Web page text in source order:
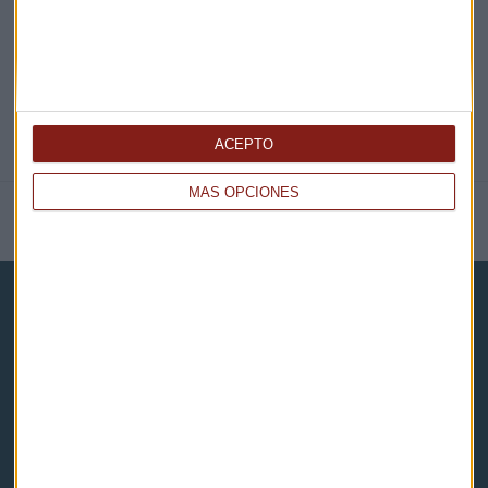
MÁS OPCIONES
ACEPTO
NOTICIAS RELACIONADAS